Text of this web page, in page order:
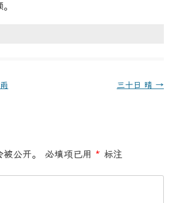
三十日 晴 →
公开。 必填项已用 * 标注